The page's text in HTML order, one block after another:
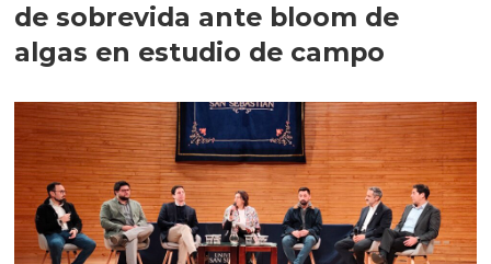
de sobrevida ante bloom de
algas en estudio de campo